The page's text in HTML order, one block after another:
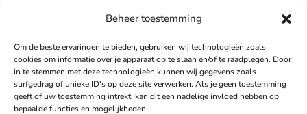
Beheer toestemming
Om de beste ervaringen te bieden, gebruiken wij technologieën zoals
cookies om informatie over je apparaat op te slaan en/of te raadplegen. Door
in te stemmen met deze technologieën kunnen wij gegevens zoals
surfgedrag of unieke ID's op deze site verwerken. Als je geen toestemming
geeft of uw toestemming intrekt, kan dit een nadelige invloed hebben op
bepaalde functies en mogelijkheden.
Sandra Peters: